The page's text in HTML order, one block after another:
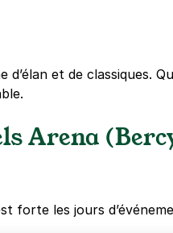
d’élan et de classiques.
Arena
forte les jours